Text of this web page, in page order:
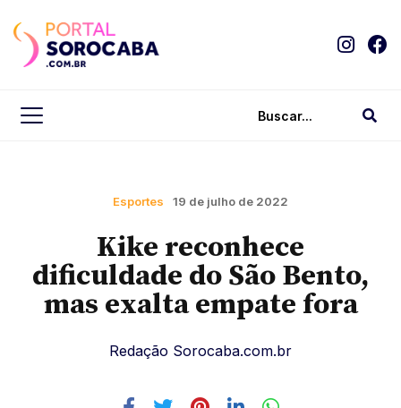
Esportes 19 de julho de 2022
Kike reconhece
dificuldade do São Bento,
mas exalta empate fora
Redação Sorocaba.com.br